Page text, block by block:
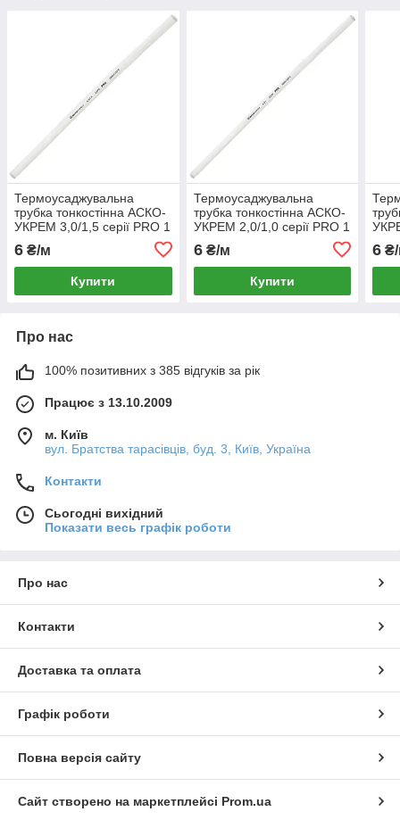
Термоусаджувальна
трубка тонкостінна АСКО-
УКРЕМ 3,0/1,5 серії PRO 1
метр біла (A0150040458)
6 ₴/м
Купити
Термоусаджувальна
трубка тонкостінна АСКО-
УКРЕМ 2,0/1,0 серії PRO 1
метр біла (A0150040451)
6₴/м
Купити
6
Про нас
100% позитивних з 385 відгуків за рік
Працює з 13.10.2009
м. Київ
вул. Братства тарасівців, буд. 3, Київ, Україна
Контакти
Сьогодні вихідний
Показати весь графік роботи
Про нас
Контакти
Доставка та оплата
Графік роботи
Повна версія сайту
Сайт створено на маркетплейсі Prom.ua